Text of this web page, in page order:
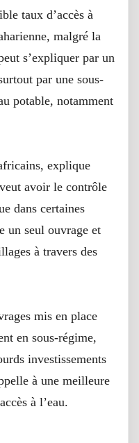
taux d’accès à
malgré la
s’expliquer par un
par une sous-
potable, notamment
explique
avoir le contrôle
dans certaines
un seul ouvrage et
à travers des
mis en place
en sous-régime,
investissements
à une meilleure
à l’eau.